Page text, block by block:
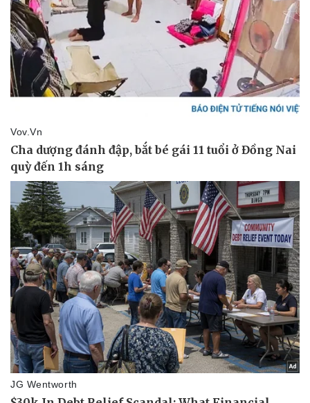
Thể thao
Bóng đá
Thế giới thể thao
eSports
Hậu trường
Ô tô - Xe máy
Ô tô
Xe máy